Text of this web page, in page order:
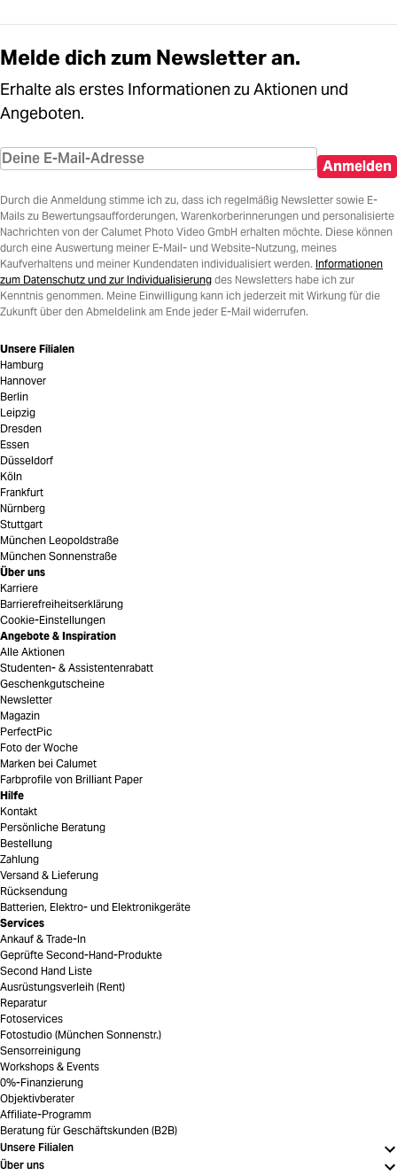
Melde dich zum Newsletter an.
Erhalte als erstes Informationen zu Aktionen und
Angeboten.
Anmelden
Durch die Anmeldung stimme ich zu, dass ich regelmäßig Newsletter sowie E-
Mails zu Bewertungsaufforderungen, Warenkorberinnerungen und personalisierte
Nachrichten von der Calumet Photo Video GmbH erhalten möchte. Diese können
durch eine Auswertung meiner E-Mail- und Website-Nutzung, meines
Kaufverhaltens und meiner Kundendaten individualisiert werden. Informationen
zum Datenschutz und zur Individualisierung des Newsletters habe ich zur
Kenntnis genommen. Meine Einwilligung kann ich jederzeit mit Wirkung für die
Zukunft über den Abmeldelink am Ende jeder E-Mail widerrufen.
Unsere Filialen
Hamburg
Hannover
Berlin
Leipzig
Dresden
Essen
Düsseldorf
Köln
Frankfurt
Nürnberg
Stuttgart
München Leopoldstraße
München Sonnenstraße
Über uns
Karriere
Barrierefreiheitserklärung
Cookie-Einstellungen
Angebote & Inspiration
Alle Aktionen
Studenten- & Assistentenrabatt
Geschenkgutscheine
Newsletter
Magazin
PerfectPic
Foto der Woche
Marken bei Calumet
Farbprofile von Brilliant Paper
Hilfe
Kontakt
Persönliche Beratung
Bestellung
Zahlung
Versand & Lieferung
Rücksendung
Batterien, Elektro- und Elektronikgeräte
Services
Ankauf & Trade-In
Geprüfte Second-Hand-Produkte
Second Hand Liste
Ausrüstungsverleih (Rent)
Reparatur
Fotoservices
Fotostudio (München Sonnenstr.)
Sensorreinigung
Workshops & Events
0%-Finanzierung
Objektivberater
Affiliate-Programm
Beratung für Geschäftskunden (B2B)
Unsere Filialen
Über uns